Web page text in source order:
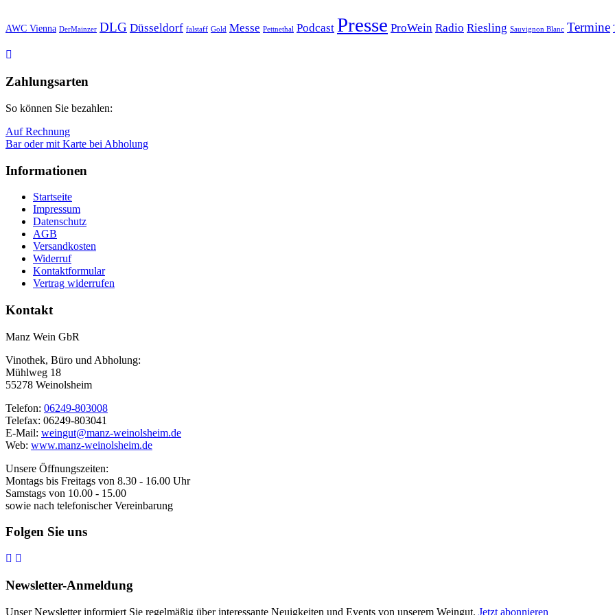
AWC Vienna DerMainzer DLG Düsseldorf falstaff Gold Messe Pettnethal Podcast Presse ProWein Radio Riesling Sauvignon Blanc Termine
Zahlungsarten
So können Sie bezahlen:
Auf Rechnung
Bar oder mit Karte bei Abholung
Informationen
Startseite
Impressum
Datenschutz
AGB
Versandkosten
Widerruf
Kontaktformular
Vertrag widerrufen
Kontakt
Manz Wein GbR
Vinothek, Büro und Abholung:
Mühlweg 18
55278 Weinolsheim
Telefon: 06249-803008
Telefax: 06249-803041
E-Mail: weingut@manz-weinolsheim.de
Web: www.manz-weinolsheim.de
Unsere Öffnungszeiten:
Montags bis Freitags von 8.30 - 16.00 Uhr
Samstags von 10.00 - 15.00
sowie nach telefonischer Vereinbarung
Folgen Sie uns
Newsletter-Anmeldung
Unser Newsletter informiert Sie regelmäßig über interessante Neuigkeiten und Events von unserem Weingut. Jetzt abonnieren